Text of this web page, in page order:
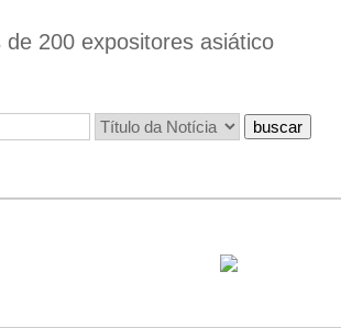
200 expositores asiático